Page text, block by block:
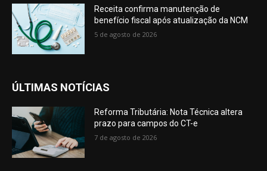
Receita confirma manutenção de
benefício fiscal após atualização da NCM
5 de agosto de 2026
ÚLTIMAS NOTÍCIAS
Reforma Tributária: Nota Técnica altera
prazo para campos do CT-e
7 de agosto de 2026